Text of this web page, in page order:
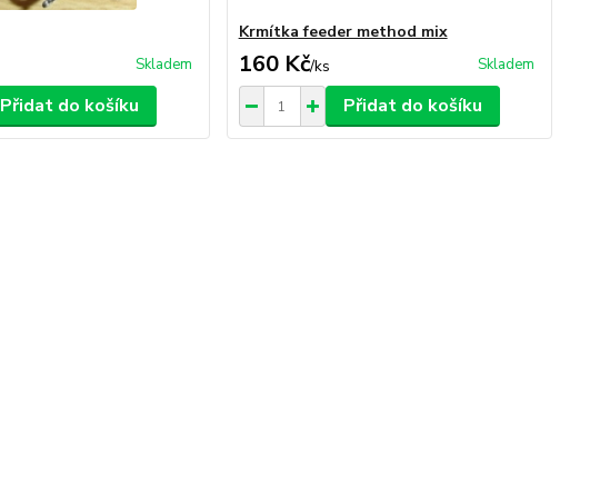
Skladem
Přidat do košíku
Krmítka feeder method mix
160 Kč/ks Skladem
Přidat do košíku